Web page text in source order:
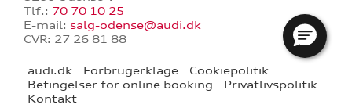
Tlf.: 70 70 10 25
E-mail: salg-odense@audi.dk
CVR: 27 26 81 88
audi.dk Forbrugerklage
Cookiepolitik
Betingelser for online booking
Privatlivspolitik
Kontakt